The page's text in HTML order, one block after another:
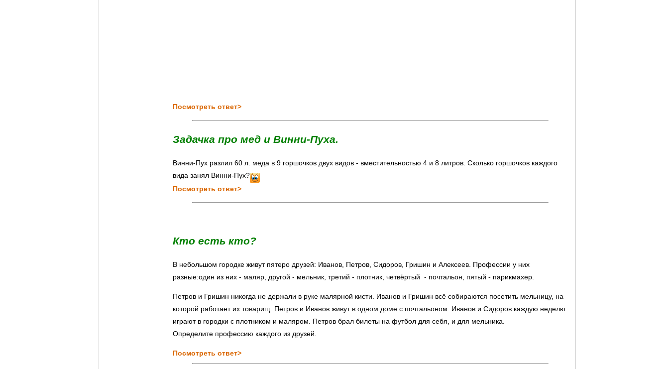
Посмотреть ответ>
Задачка про мед и Винни-Пуха.
Винни-Пух разлил 60 л. меда в 9 горшочков двух видов - вместительностью 4 и 8 литров. Сколько горшочков каждого
вида занял Винни-Пух?
Посмотреть ответ>
Кто есть кто?
В небольшом городке живут пятеро друзей: Иванов, Петров, Сидоров, Гришин и Алексеев. Профессии у них
разные:один из них - маляр, другой - мельник, третий - плотник, четвёртый - почтальон, пятый - парикмахер.
Петров и Гришин никогда не держали в руке малярной кисти. Иванов и Гришин всё собираются посетить мельницу, на
которой работает их товарищ. Петров и Иванов живут в одном доме с почтальоном. Иванов и Сидоров каждую неделю
играют в городки с плотником и маляром. Петров брал билеты на футбол для себя, и для мельника.
Определите профессию каждого из друзей.
Посмотреть ответ>